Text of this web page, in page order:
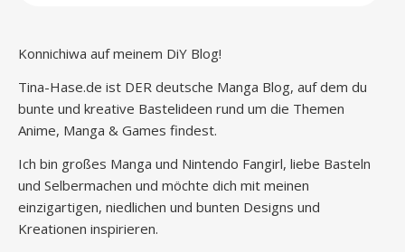
Konnichiwa auf meinem DiY Blog!
Tina-Hase.de ist DER deutsche Manga Blog, auf dem du
bunte und kreative Bastelideen rund um die Themen
Anime, Manga & Games findest.
Ich bin großes Manga und Nintendo Fangirl, liebe Basteln
und Selbermachen und möchte dich mit meinen
einzigartigen, niedlichen und bunten Designs und
Kreationen inspirieren.